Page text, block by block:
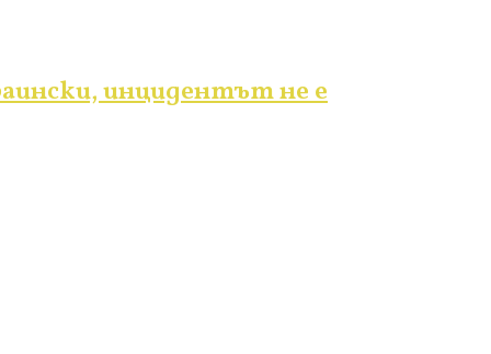
инцидентът не е